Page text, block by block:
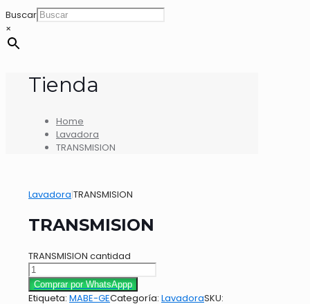
Buscar
×
Tienda
Home
Lavadora
TRANSMISION
Lavadora|TRANSMISION
TRANSMISION
TRANSMISION cantidad
Comprar por WhatsAppp
Etiqueta: MABE-GECategoría: LavadoraSKU: